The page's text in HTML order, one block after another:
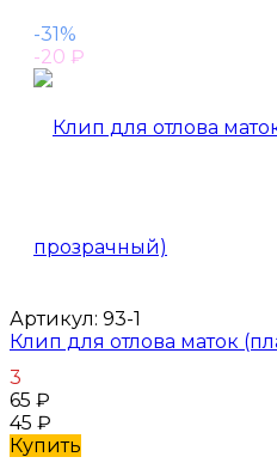
-31%
-20 ₽
Артикул: 93-1
Клип для отлова маток
3
65 ₽
45 ₽
Купить